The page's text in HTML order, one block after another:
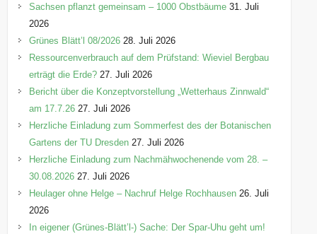
r
e
n
Sachsen pflanzt gemeinsam – 1000 Obstbäume 31. Juli
2026
Grünes Blätt’l 08/2026 28. Juli 2026
Ressourcenverbrauch auf dem Prüfstand: Wieviel Bergbau
erträgt die Erde? 27. Juli 2026
Bericht über die Konzeptvorstellung „Wetterhaus Zinnwald“
am 17.7.26 27. Juli 2026
Herzliche Einladung zum Sommerfest des der Botanischen
Gartens der TU Dresden 27. Juli 2026
Herzliche Einladung zum Nachmähwochenende vom 28. –
30.08.2026 27. Juli 2026
Heulager ohne Helge – Nachruf Helge Rochhausen 26. Juli
2026
In eigener (Grünes-Blätt’l-) Sache: Der Spar-Uhu geht um!